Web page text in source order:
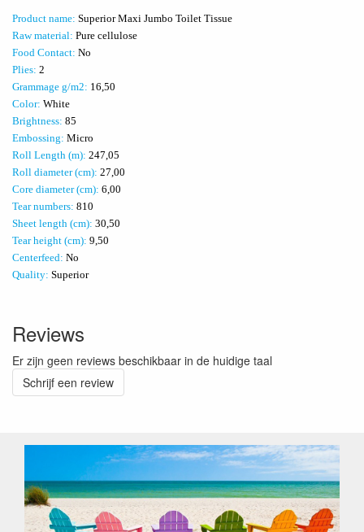
Product name: Superior Maxi Jumbo Toilet Tissue
Raw material: Pure cellulose
Food Contact: No
Plies: 2
Grammage g/m2: 16,50
Color: White
Brightness: 85
Embossing: Micro
Roll Length (m): 247,05
Roll diameter (cm): 27,00
Core diameter (cm): 6,00
Tear numbers: 810
Sheet length (cm): 30,50
Tear height (cm): 9,50
Centerfeed: No
Quality: Superior
Reviews
Er zijn geen reviews beschikbaar in de huidige taal
Schrijf een review